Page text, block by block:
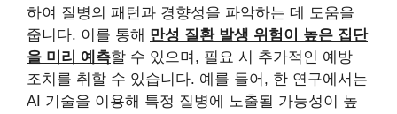
하여 질병의 패턴과 경향성을 파악하는 데 도움을
줍니다. 이를 통해 만성 질환 발생 위험이 높은 집단
을 미리 예측할 수 있으며, 필요 시 추가적인 예방
조치를 취할 수 있습니다. 예를 들어, 한 연구에서는
AI 기술을 이용해 특정 질병에 노출될 가능성이 높